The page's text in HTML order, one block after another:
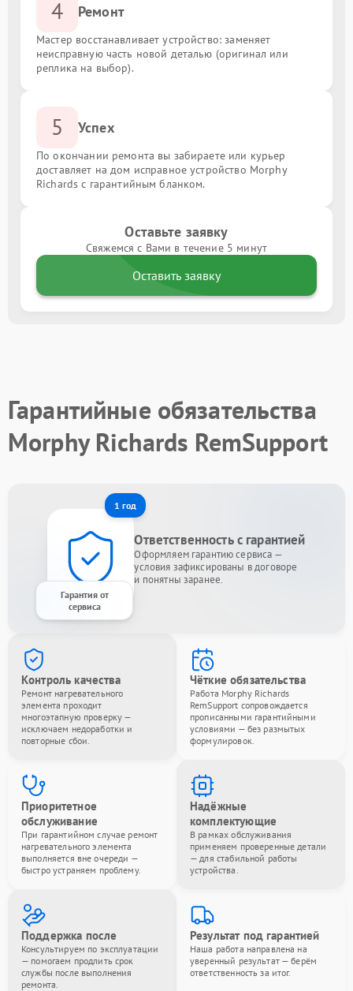
4 Ремонт
Мастер восстанавливает устройство: заменяет
неисправную часть новой деталью (оригинал или
реплика на выбор).
5 Успех
По окончании ремонта вы забираете или курьер
доставляет на дом исправное устройство Morphy
Richards с гарантийным бланком.
Оставьте заявку
Свяжемся с Вами в течение 5 минут
Оставить заявку
Гарантийные обязательства
Morphy Richards RemSupport
1 год
Гарантия от
сервиса
Ответственность с гарантией
Оформляем гарантию сервиса —
условия зафиксированы в договоре
и понятны заранее.
Контроль качества
Ремонт нагревательного
элемента проходит
многоэтапную проверку —
исключаем недоработки и
повторные сбои.
Чёткие обязательства
Работа Morphy Richards
RemSupport сопровождается
прописанными гарантийными
условиями — без размытых
формулировок.
Приоритетное
обслуживание
При гарантийном случае ремонт
нагревательного элемента
выполняется вне очереди —
быстро устраняем проблему.
Надёжные
комплектующие
В рамках обслуживания
применяем проверенные детали
— для стабильной работы
устройства.
Поддержка после
Консультируем по эксплуатации
— помогаем продлить срок
службы после выполнения
ремонта.
Результат под гарантией
Наша работа направлена на
уверенный результат — берём
ответственность за итог.